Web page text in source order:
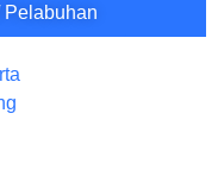
Pelabuhan